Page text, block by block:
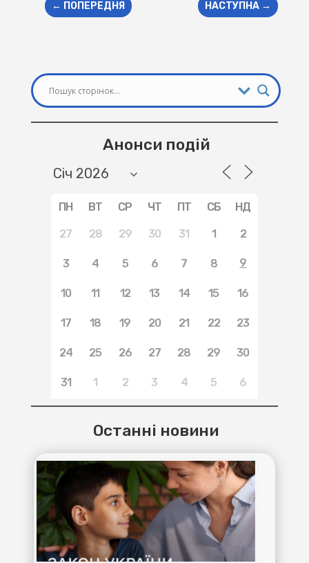
← ПОПЕРЕДНЯ НАСТУПНА →
Анонси подій
ПН ВТ СР ЧТ ПТ СБ НД
27 28 29 30 31 1 2
3 4 5 6 7 8 9
10 11 12 13 14 15 16
17 18 19 20 21 22 23
24 25 26 27 28 29 30
31 1 2 3 4 5 6
Останні новини